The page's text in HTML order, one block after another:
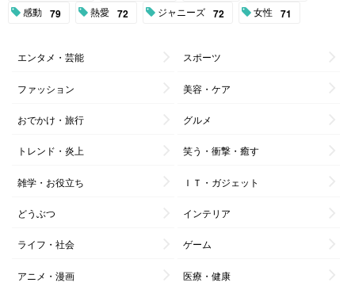
感動 79 熱愛 72 ジャニーズ 72 女性 71
エンタメ・芸能 スポーツ
ファッション 美容・ケア
おでかけ・旅行 グルメ
トレンド・炎上 笑う・衝撃・癒す
雑学・お役立ち ＩＴ・ガジェット
どうぶつ インテリア
ライフ・社会 ゲーム
アニメ・漫画 医療・健康